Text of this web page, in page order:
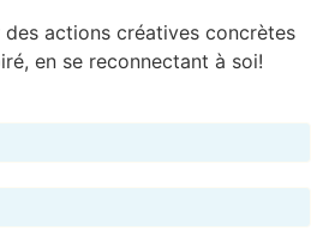
actions créatives concrètes
en se reconnectant à soi!